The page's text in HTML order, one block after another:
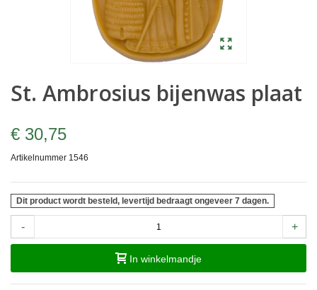
St. Ambrosius bijenwas plaat
€ 30,75
Artikelnummer 1546
Dit product wordt besteld, levertijd bedraagt ongeveer 7 dagen.
- +
In winkelmandje